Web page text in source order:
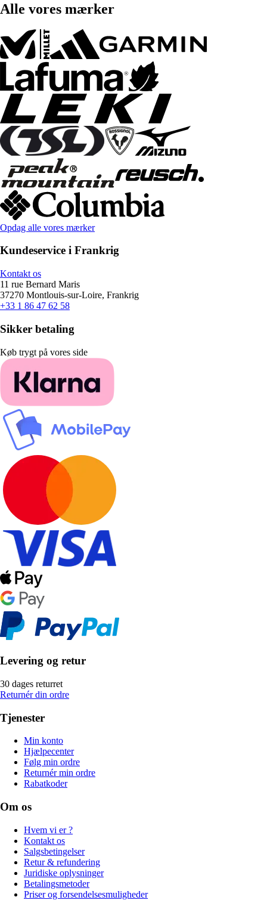
Alle vores mærker
Opdag alle vores mærker
Kundeservice i Frankrig
Kontakt os
11 rue Bernard Maris
37270 Montlouis-sur-Loire, Frankrig
+33 1 86 47 62 58
Sikker betaling
Køb trygt på vores side
Levering og retur
30 dages returret
Returnér din ordre
Tjenester
Min konto
Hjælpecenter
Følg min ordre
Returnér min ordre
Rabatkoder
Om os
Hvem vi er ?
Kontakt os
Salgsbetingelser
Retur & refundering
Juridiske oplysninger
Betalingsmetoder
Priser og forsendelsesmuligheder